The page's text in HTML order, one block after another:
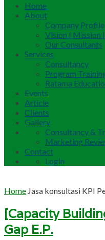
Home
About
Company Profile
Vision | Mission
Our Consultants
Services
Consultancy
Program
Ratama
Events
Article
Clients
Gallery
Consultancy &
Marketing
Contact
Login
Home Jasa konsultasi KPI
[Capacity
Gap E.P.